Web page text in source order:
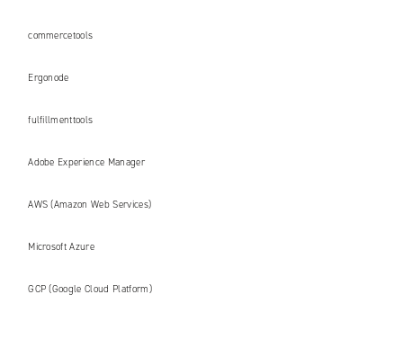
commercetools
Ergonode
fulfillmenttools
Adobe Experience Manager
AWS (Amazon Web Services)
Microsoft Azure
GCP (Google Cloud Platform)